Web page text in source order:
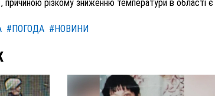
причиною різкому зниженню температури в області
#ПОГОДА #НОВИНИ